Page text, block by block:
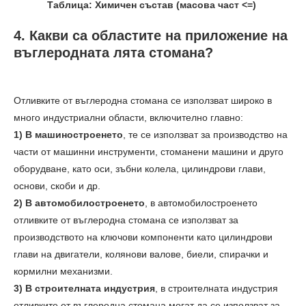
Таблица: Химичен състав (масова част <=)
4. Какви са областите на приложение на
въглеродната лята стомана?
Отливките от въглеродна стомана се използват широко в
много индустриални области, включително главно:
1) В машиностроенето , те се използват за производство на
части от машинни инструменти, стоманени машини и друго
оборудване, като оси, зъбни колела, цилиндрови глави,
основи, скоби и др.
2) В автомобилостроенето , в автомобилостроенето
отливките от въглеродна стомана се използват за
производството на ключови компоненти като цилиндрови
глави на двигатели, колянови валове, биели, спирачки и
кормилни механизми.
3) В строителната индустрия , в строителната индустрия